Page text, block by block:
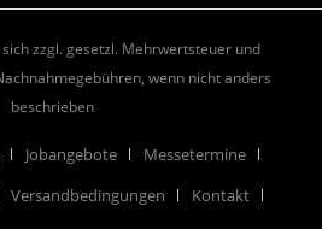
zzgl. gesetzl. Mehrwertsteuer und
wenn nicht anders
beschrieben
Jobangebote
Messetermine
Versandbedingungen
Kontakt